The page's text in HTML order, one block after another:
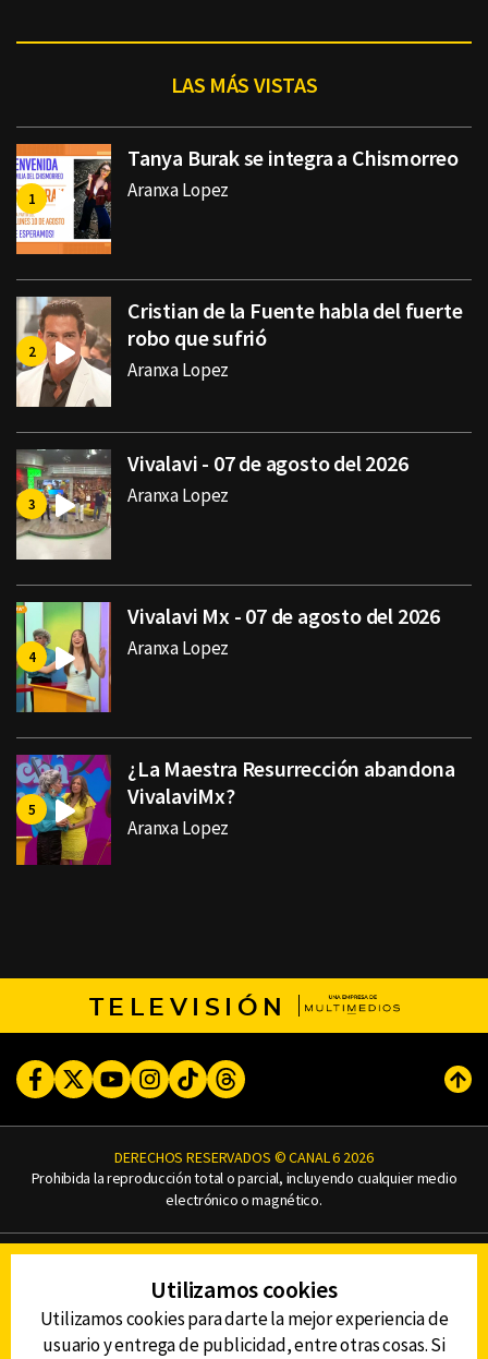
LAS MÁS VISTAS
Tanya Burak se integra a Chismorreo
Aranxa Lopez
Cristian de la Fuente habla del fuerte
robo que sufrió
Aranxa Lopez
Vivalavi - 07 de agosto del 2026
Aranxa Lopez
Vivalavi Mx - 07 de agosto del 2026
Aranxa Lopez
¿La Maestra Resurrección abandona
VivalaviMx?
Aranxa Lopez
TELEVISIÓN
FacebookTwitterYoutubeInstagram
TikTokThreads
DERECHOS RESERVADOS © CANAL 6 2026
Prohibida la reproducción total o parcial, incluyendo cualquier medio
electrónico o magnético.
AVISO DE PRIVACIDAD
AVISO LEGAL
DEFENSORÍA DE LAS AUDIENCIAS
Utilizamos cookies
Utilizamos cookies para darte la mejor experiencia de
usuario y entrega de publicidad, entre otras cosas. Si